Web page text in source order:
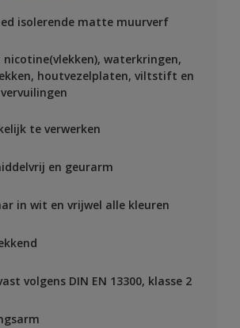
isolerende matte muurverf
nicotine(vlekken), waterkringen,
houtvezelplaten, viltstift en
te verwerken
en geurarm
in wit en vrijwel alle kleuren
volgens DIN EN 13300, klasse 2